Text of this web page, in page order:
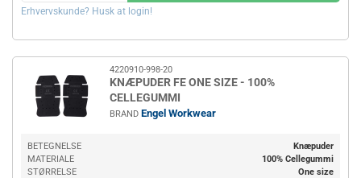
Erhvervskunde? Husk at login!
4220910-998-20
KNÆPUDER FE ONE SIZE - 100%
CELLEGUMMI
BRAND Engel Workwear
BETEGNELSE
Knæpuder
MATERIALE
100% Cellegummi
STØRRELSE
One size